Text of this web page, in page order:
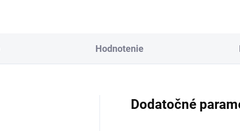
Hodnotenie
Dodatočné